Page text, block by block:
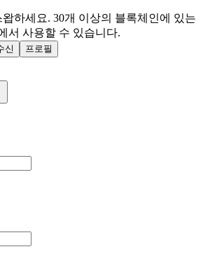
하세요. 30개 이상의 블록체인에 있는
서 사용할 수 있습니다.
신 프로필